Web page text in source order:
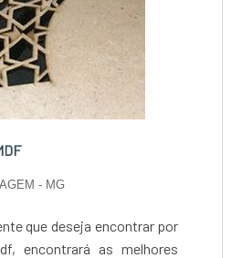
- MG
que deseja encontrar por
encontrará as melhores